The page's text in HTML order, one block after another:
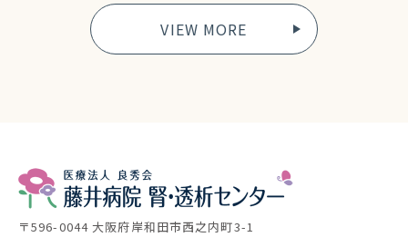
VIEW MORE
〒596-0044 大阪府岸和田市西之内町3-1